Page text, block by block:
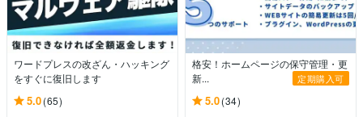
ワードプレスの改ざん・ハッキング
をすぐに復旧します
5.0(65)
格安！ホームページの保守管理・更
新...
定期購入可
5.0(34)